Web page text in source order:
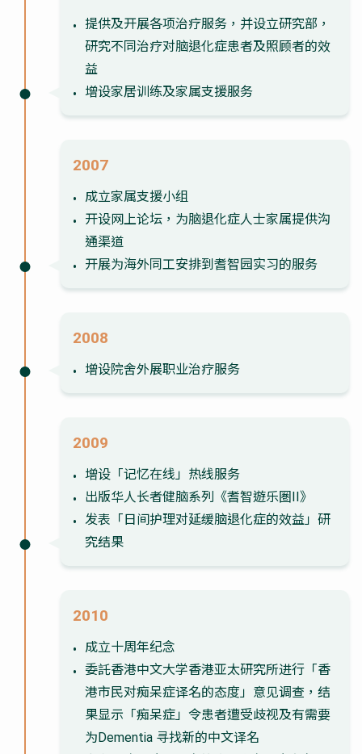
提供及开展各项治疗服务，并设立研究部，
研究不同治疗对脑退化症患者及照顾者的效
益
增设家居训练及家属支援服务
2007
成立家属支援小组
开设网上论坛，为脑退化症人士家属提供沟
通渠道
开展为海外同工安排到耆智园实习的服务
2008
增设院舍外展职业治疗服务
2009
增设「记忆在线」热线服务
出版华人长者健脑系列《耆智遊乐圏II》
发表「日间护理对延缓脑退化症的效益」研
究结果
2010
成立十周年纪念
委託香港中文大学香港亚太研究所进行「香
港市民对痴呆症译名的态度」意见调查，结
果显示「痴呆症」令患者遭受歧视及有需要
为Dementia 寻找新的中文译名